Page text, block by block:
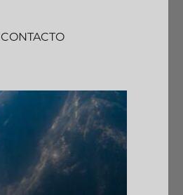
CONTACTO